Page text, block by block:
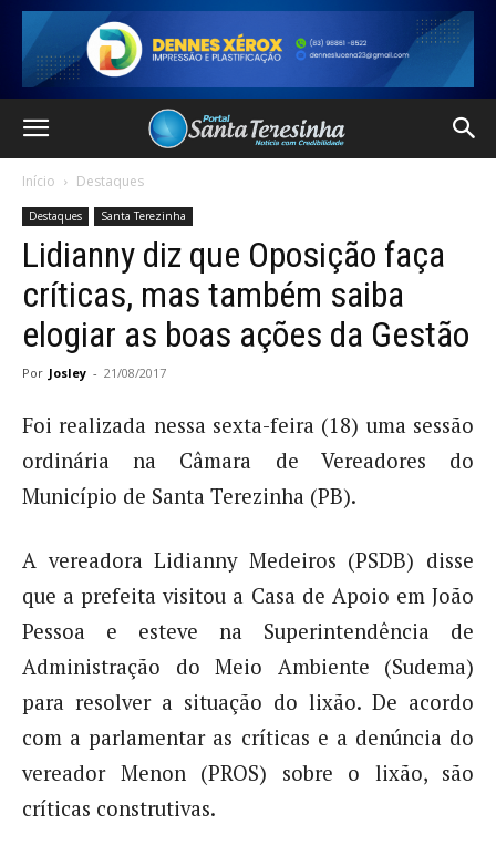
Início Destaques
Destaques Santa Terezinha
Lidianny diz que Oposição faça
críticas, mas também saiba
elogiar as boas ações da Gestão
Por Josley - 21/08/2017
Foi realizada nessa sexta-feira (18) uma sessão
ordinária na Câmara de Vereadores do
Município de Santa Terezinha (PB).
A vereadora Lidianny Medeiros (PSDB) disse
que a prefeita visitou a Casa de Apoio em João
Pessoa e esteve na Superintendência de
Administração do Meio Ambiente (Sudema)
para resolver a situação do lixão. De acordo
com a parlamentar as críticas e a denúncia do
vereador Menon (PROS) sobre o lixão, são
críticas construtivas.